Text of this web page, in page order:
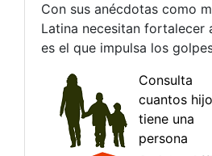
Con sus anécdotas como
Latina necesitan fortalecer
es el que impulsa los